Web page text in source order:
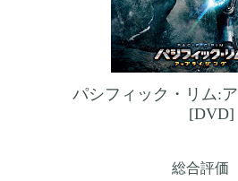
パシフィック・リム:
[DVD]
総合評価